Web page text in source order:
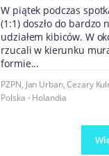
W piątek podczas
(1:1) doszło do bardzo
udziałem kibiców. W
rzucali w kierunku
formie...
PZPN, Jan Urban,Cezary
Polska - Holandia